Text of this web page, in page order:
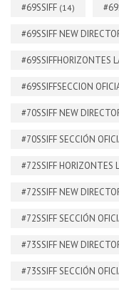
#69SSIFF (14)
#69SSIFF NEW
#69SSIFFHORIZONTES
#69SSIFFSECCION
#70SSIFF NEW
#70SSIFF SECCIÓN
#72SSIFF HORIZONTES
#72SSIFF NEW
#72SSIFF SECCIÓN
#73SSIFF NEW
#73SSIFF SECCIÓN